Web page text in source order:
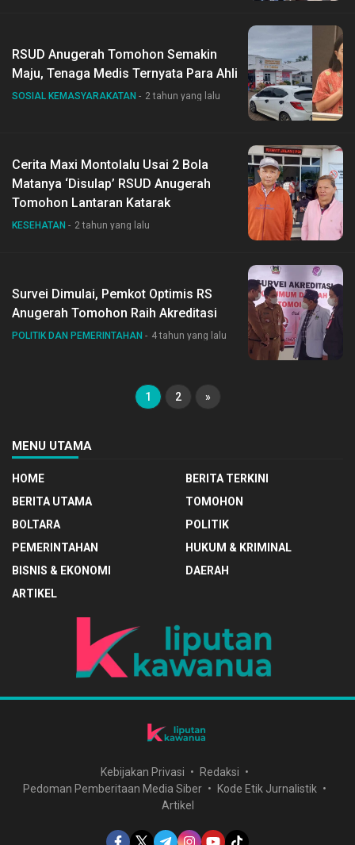
RSUD Anugerah Tomohon Semakin
Maju, Tenaga Medis Ternyata Para Ahli
SOSIAL KEMASYARAKATAN 2 tahun yang lalu
Cerita Maxi Montolalu Usai 2 Bola
Matanya ‘Disulap’ RSUD Anugerah
Tomohon Lantaran Katarak
KESEHATAN 2 tahun yang lalu
Survei Dimulai, Pemkot Optimis RS
Anugerah Tomohon Raih Akreditasi
POLITIK DAN PEMERINTAHAN 4 tahun yang lalu
1 2 »
MENU UTAMA
HOME
BERITA TERKINI
BERITA UTAMA
TOMOHON
BOLTARA
POLITIK
PEMERINTAHAN
HUKUM & KRIMINAL
BISNIS & EKONOMI
DAERAH
ARTIKEL
Kebijakan Privasi
Redaksi
Pedoman Pemberitaan Media Siber
Kode Etik Jurnalistik
Artikel